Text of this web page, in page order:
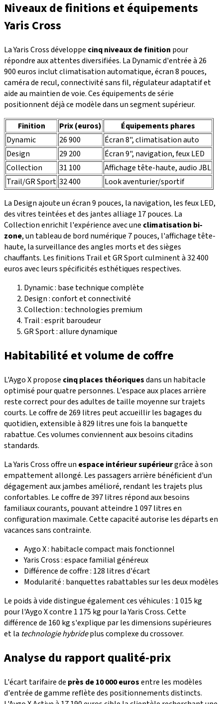
Niveaux de finitions et équipements
Yaris Cross
La Yaris Cross développe cinq niveaux de finition pour
répondre aux attentes diversifiées. La Dynamic d'entrée à 26
900 euros inclut climatisation automatique, écran 8 pouces,
caméra de recul, connectivité sans fil, régulateur adaptatif et
aide au maintien de voie. Ces équipements de série
positionnent déjà ce modèle dans un segment supérieur.
Finition
Prix (euros)
Équipements phares
Dynamic
26 900
Écran 8", climatisation auto
Design
29 200
Écran 9", navigation, feux LED
Collection
31 100
Affichage tête-haute, audio JBL
Trail/GR Sport 32 400
Look aventurier/sportif
La Design ajoute un écran 9 pouces, la navigation, les feux LED,
des vitres teintées et des jantes alliage 17 pouces. La
Collection enrichit l'expérience avec une climatisation bi-
zone, un tableau de bord numérique 7 pouces, l'affichage tête-
haute, la surveillance des angles morts et des sièges
chauffants. Les finitions Trail et GR Sport culminent à 32 400
euros avec leurs spécificités esthétiques respectives.
Dynamic : base technique complète
Design : confort et connectivité
Collection : technologies premium
Trail : esprit baroudeur
GR Sport : allure dynamique
Habitabilité et volume de coffre
L'Aygo X propose cinq places théoriquesdans un habitacle
optimisé pour quatre personnes. L'espace aux places arrière
reste correct pour des adultes de taille moyenne sur trajets
courts. Le coffre de 269 litres peut accueillir les bagages du
quotidien, extensible à 829 litres une fois la banquette
rabattue. Ces volumes conviennent aux besoins citadins
standards.
La Yaris Cross offre un espace intérieur supérieurgrâce à son
empattement allongé. Les passagers arrière bénéficient d'un
dégagement aux jambes amélioré, rendant les trajets plus
confortables. Le coffre de 397 litres répond aux besoins
familiaux courants, pouvant atteindre 1 097 litres en
configuration maximale. Cette capacité autorise les départs en
vacances sans contrainte.
Aygo X : habitacle compact mais fonctionnel
Yaris Cross : espace familial généreux
Différence de coffre : 128 litres d'écart
Modularité : banquettes rabattables sur les deux modèles
Le poids à vide distingue également ces véhicules : 1 015 kg
pour l'Aygo X contre 1 175 kg pour la Yaris Cross. Cette
différence de 160 kg s'explique par les dimensions supérieures
et la technologie hybrideplus complexe du crossover.
Analyse du rapport qualité-prix
L'écart tarifaire de près de 10 000 eurosentre les modèles
d'entrée de gamme reflète des positionnements distincts.